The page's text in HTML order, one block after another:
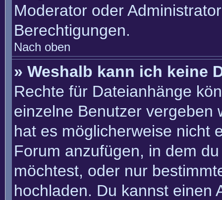
Moderator oder
Berechtigungen.
Nach oben
» Weshalb kann ich keine
Rechte für Dateianhänge
einzelne Benutzer vergeben
hat es möglicherweise nicht
Forum anzufügen, in dem
möchtest, oder nur
hochladen. Du kannst einen